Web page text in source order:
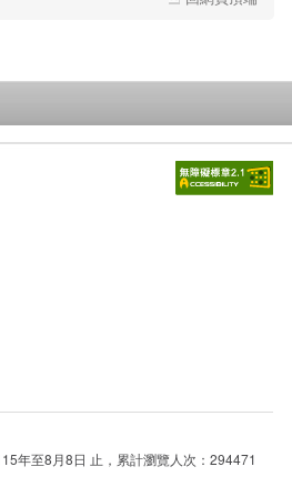
年至8月8日 止，累計瀏覽人次：294471